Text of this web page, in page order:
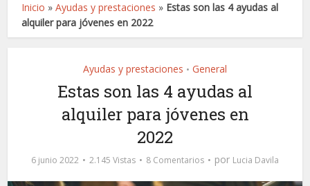
Inicio »Ayudas y prestaciones » Estas son las 4 ayudas al
alquiler para jóvenes en 2022
Ayudas y prestaciones • General
Estas son las 4 ayudas al
alquiler para jóvenes en
2022
6 junio 2022 2.145 Vistas 8 Comentarios por Lucia Davila